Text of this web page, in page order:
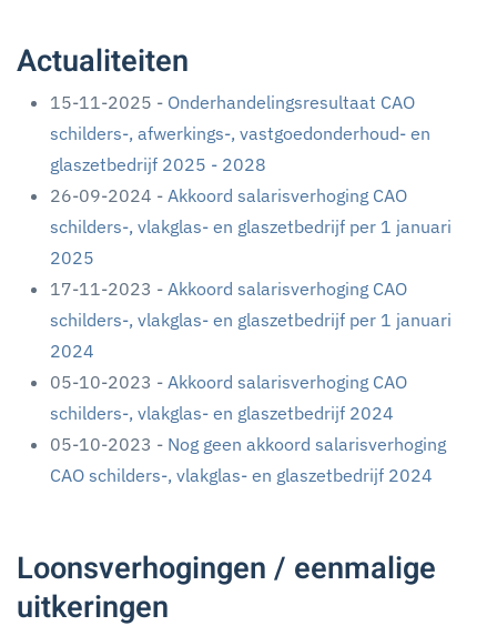
Actualiteiten
15-11-2025 - Onderhandelingsresultaat CAO
schilders-, afwerkings-, vastgoedonderhoud- en
glaszetbedrijf 2025 - 2028
26-09-2024 - Akkoord salarisverhoging CAO
schilders-, vlakglas- en glaszetbedrijf per 1 januari
2025
17-11-2023 - Akkoord salarisverhoging CAO
schilders-, vlakglas- en glaszetbedrijf per 1 januari
2024
05-10-2023 - Akkoord salarisverhoging CAO
schilders-, vlakglas- en glaszetbedrijf 2024
05-10-2023 - Nog geen akkoord salarisverhoging
CAO schilders-, vlakglas- en glaszetbedrijf 2024
Loonsverhogingen / eenmalige
uitkeringen